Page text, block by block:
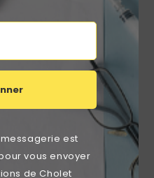
est
vous envoyer
de Cholet
favorite_border